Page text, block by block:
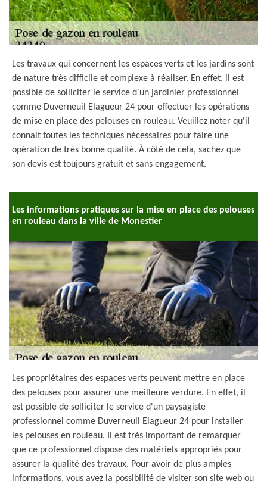
Les travaux qui concernent les espaces verts et les jardins sont
de nature très difficile et complexe à réaliser. En effet, il est
possible de solliciter le service d'un jardinier professionnel
comme Duverneuil Elagueur 24 pour effectuer les opérations
de mise en place des pelouses en rouleau. Veuillez noter qu'il
connait toutes les techniques nécessaires pour faire une
opération de très bonne qualité. À côté de cela, sachez que
son devis est toujours gratuit et sans engagement.
Les informations pratiques sur la mise en place des pelouses
en rouleau dans la ville de Monestier
Les propriétaires des espaces verts peuvent mettre en place
des pelouses pour assurer une meilleure verdure. En effet, il
est possible de solliciter le service d'un paysagiste
professionnel comme Duverneuil Elagueur 24 pour installer
les pelouses en rouleau. Il est très important de remarquer
que ce professionnel dispose des matériels appropriés pour
assurer la qualité des travaux. Pour avoir de plus amples
informations, vous avez la possibilité de visiter son site web ou